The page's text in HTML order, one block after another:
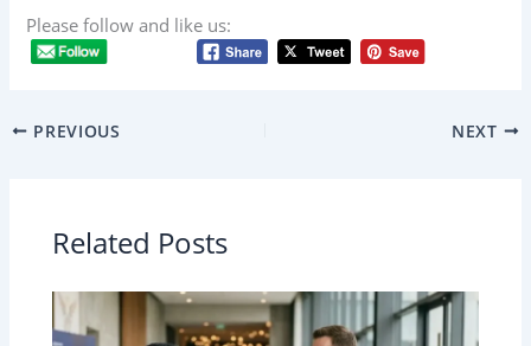
Please follow and like us:
PREVIOUS NEXT
Related Posts